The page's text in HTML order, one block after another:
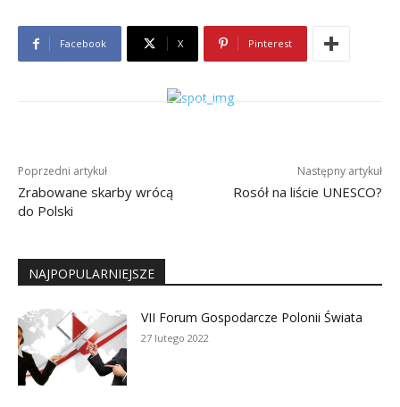
Facebook X Pinterest
Poprzedni artykuł
Zrabowane skarby wrócą
do Polski
Następny artykuł
Rosół na liście UNESCO?
NAJPOPULARNIEJSZE
VII Forum Gospodarcze Polonii Świata
27 lutego 2022